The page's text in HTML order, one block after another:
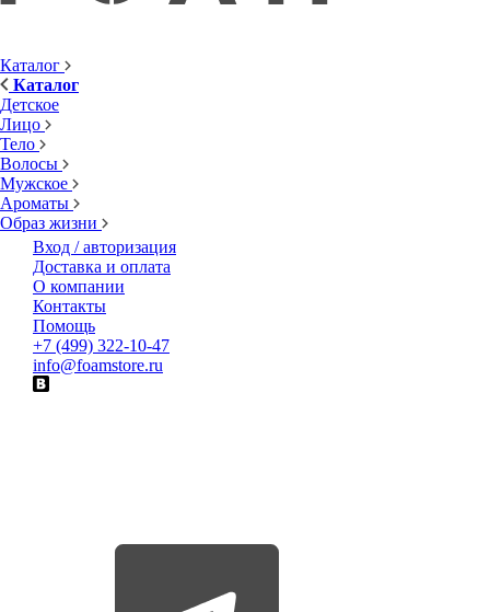
Каталог
Каталог
Детское
Лицо
Тело
Волосы
Мужское
Ароматы
Образ жизни
Вход / авторизация
Доставка и оплата
О компании
Контакты
Помощь
+7 (499) 322-10-47
info@foamstore.ru